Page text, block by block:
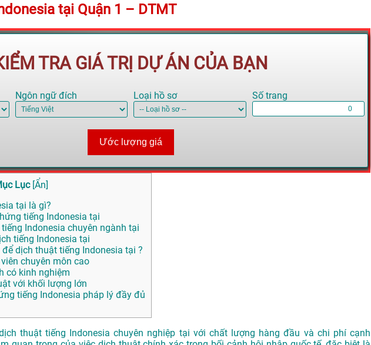
tại Quận 1 – DTMT
TRA GIÁ TRỊ DỰ ÁN CỦA BẠN
Ngôn ngữ đích Loại hồ sơ Số trang
Ước lượng giá
Lục [Ẩn]
tại là gì?
tiếng Indonesia tại
Indonesia chuyên ngành tại
tiếng Indonesia tại
dịch thuật tiếng Indonesia tại ?
chuyên môn cao
có kinh nghiệm
với khối lượng lớn
tiếng Indonesia pháp lý đầy đủ
thuật tiếng Indonesia chuyên nghiệp tại với chất lượng hàng đầu và chi phí cạnh